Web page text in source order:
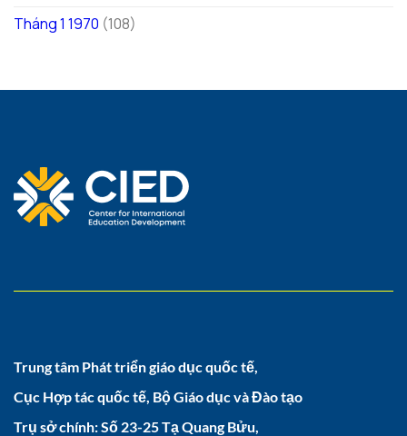
Tháng 1 1970 (108)
Trung tâm Phát triển giáo dục quốc tế,
Cục Hợp tác quốc tế, Bộ Giáo dục và Đào tạo
Trụ sở chính: Số 23-25 Tạ Quang Bửu,